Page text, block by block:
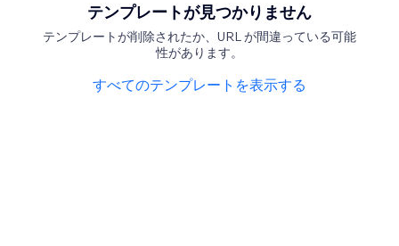
テンプレートが見つかりません
テンプレートが削除されたか、URL が間違っている可能
性があります。
すべてのテンプレートを表示する